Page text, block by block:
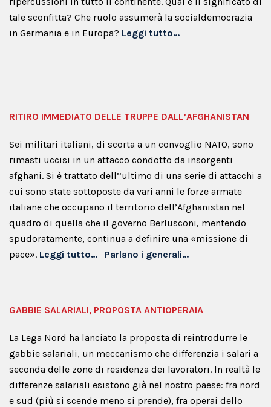
tale sconfitta? Che ruolo assumerà la socialdemocrazia
in Germania e in Europa? Leggi tutto…
RITIRO IMMEDIATO DELLE TRUPPE DALL’AFGHANISTAN
Sei militari italiani, di scorta a un convoglio NATO, sono
rimasti uccisi in un attacco condotto da insorgenti
afghani. Si è trattato dell’’ultimo di una serie di attacchi a
cui sono state sottoposte da vari anni le forze armate
italiane che occupano il territorio dell’Afghanistan nel
quadro di quella che il governo Berlusconi, mentendo
spudoratamente, continua a definire una «missione di
pace». Leggi tutto… Parlano i generali…
GABBIE SALARIALI, PROPOSTA ANTIOPERAIA
La Lega Nord ha lanciato la proposta di reintrodurre le
gabbie salariali, un meccanismo che differenzia i salari a
seconda delle zone di residenza dei lavoratori. In realtà le
differenze salariali esistono già nel nostro paese: fra nord
e sud (più si scende meno si prende), fra operai dello